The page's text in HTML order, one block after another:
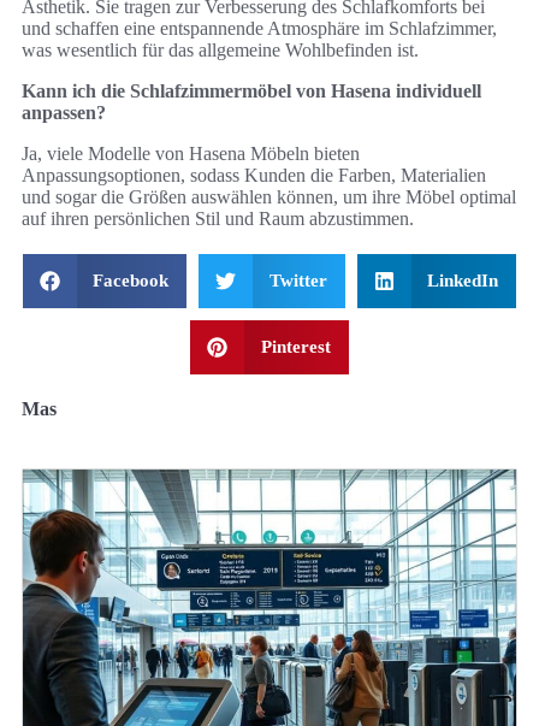
Ästhetik. Sie tragen zur Verbesserung des Schlafkomforts bei
und schaffen eine entspannende Atmosphäre im Schlafzimmer,
was wesentlich für das allgemeine Wohlbefinden ist.
Kann ich die Schlafzimmermöbel von Hasena individuell
anpassen?
Ja, viele Modelle von Hasena Möbeln bieten
Anpassungsoptionen, sodass Kunden die Farben, Materialien
und sogar die Größen auswählen können, um ihre Möbel optimal
auf ihren persönlichen Stil und Raum abzustimmen.
Facebook Twitter LinkedIn
Pinterest
Mas